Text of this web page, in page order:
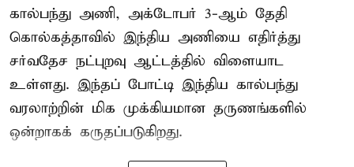
கால்பந்து அணி, அக்டோபர் 3-ஆம் தேதி
கொல்கத்தாவில் இந்திய அணியை எதிர்த்து
சர்வதேச நட்புறவு ஆட்டத்தில் விளையாட
உள்ளது. இந்தப் போட்டி இந்திய கால்பந்து
வரலாற்றின் மிக முக்கியமான தருணங்களில்
ஒன்றாகக் கருதப்படுகிறது.